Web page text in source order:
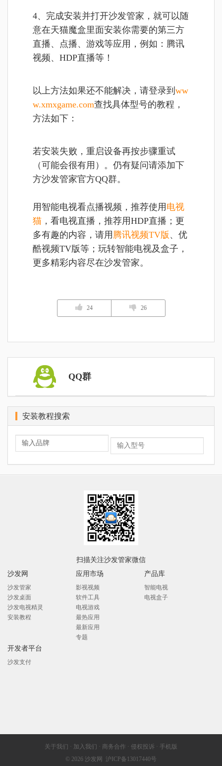
4、完成安装并打开沙发管家，就可以随
意在天猫魔盒里面安装你需要的第三方
直播、点播、游戏等应用，例如：腾讯
视频、HDP直播等！
以上方法如果还不能解决，请登录到 ww
w.xmxgame.com查找具体型号的教程，
方法如下：
若安装失败，重启设备再按步骤重试
（可能会很有用）。仍有疑问请添加下
方沙发管家官方QQ群。
用智能电视看点播视频，推荐使用 电视
猫 ，看电视直播，推荐用HDP直播；更
多有趣的内容，请用 腾讯视频TV版 、优
酷视频TV版等；玩转智能电视及盒子，
更多精彩内容尽在沙发管家。
24 26
QQ群
安装教程搜索
扫描关注沙发管家微信
沙发网
沙发管家
沙发桌面
沙发电视精灵
安装教程
应用市场
影视视频
软件工具
电视游戏
最热应用
最新应用
专题
产品库
智能电视
电视盒子
开发者平台
沙发支付
关于我们 · 加入我们 · 商务合作 · 侵权投诉 · 手机版
© 2026 沙发网 沪ICP备13017440号